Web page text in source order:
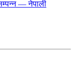
— नेपाली